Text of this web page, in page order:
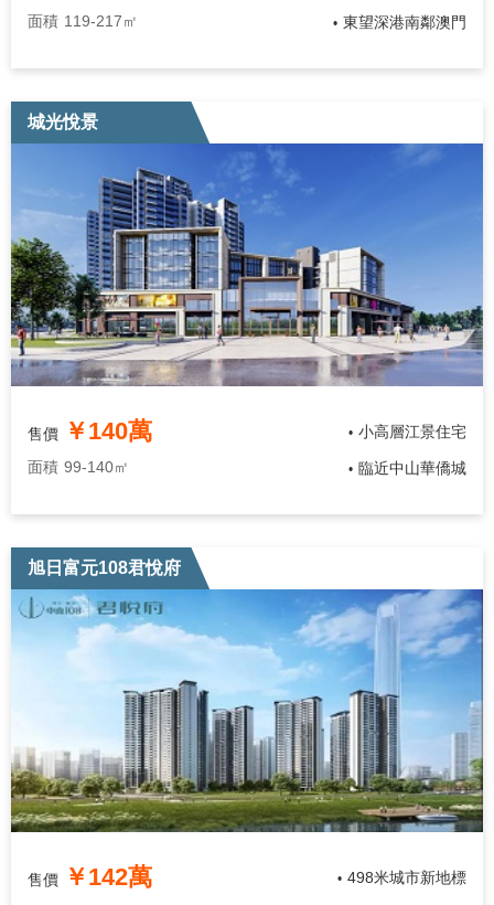
面積 119-217㎡ • 東望深港南鄰澳門
城光悅景
售價 ￥140萬
面積 99-140㎡
• 小高層江景住宅
• 臨近中山華僑城
旭日富元108君悅府
售價 ￥142萬 • 498米城市新地標